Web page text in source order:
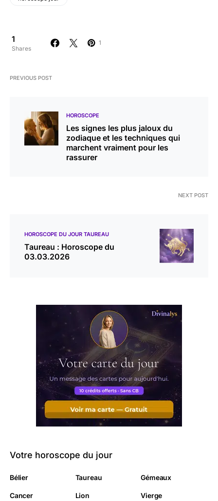
1
Shares
1
PREVIOUS POST
HOROSCOPE
Les signes les plus jaloux du
zodiaque et les techniques qui
marchent vraiment pour les
rassurer
NEXT POST
HOROSCOPE DU JOUR TAUREAU
Taureau : Horoscope du
03.03.2026
Votre horoscope du jour
Bélier Taureau Gémeaux
Cancer Lion Vierge